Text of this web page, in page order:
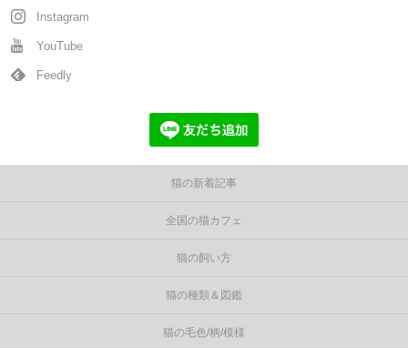
Instagram
YouTube
Feedly
猫の新着記事
全国の猫カフェ
猫の飼い方
猫の種類＆図鑑
猫の毛色/柄/模様